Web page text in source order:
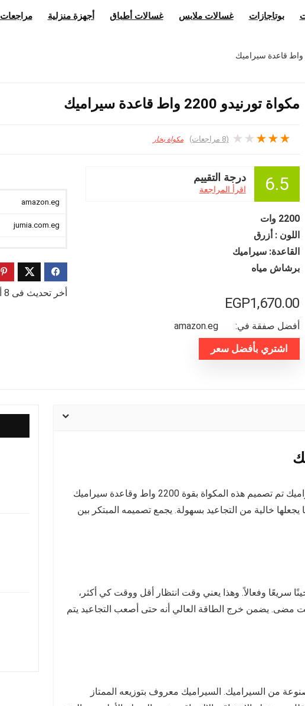
بوتاجازات غسالات ملابس غسالات أطباق أجهزة منزلية مراجعات
مكواة تورنيدو 2200 واط قاعدة سيراميك
★
★
★
★
★
(
8 مراجعات) مكواة بخار
6.5 درجة التقييم
اقرأ المراجعة
2200 وات
اللون : أزرق
القاعدة: سيراميك
برشاش مياه
EGP1,670.00
أفضل صفقة في: amazon.eg
اشتري بأفضل سعر
أخر تحديث فى 8 أغسطس، 2026 6:26 م
قاعدة سيراميك تم تصميم هذه المكواة بقوة 2200 واط وقاعدة سيراميك
خالية من التجاعيد بسهولة. يجمع تصميمه المبتكر بين
مما يوفر تسخينًا سريعًا وفعالاً. وهذا يعني وقت انتظار أقل ووقت كي أكثر،
يضمن خرج الطاقة العالي أنه حتى أصعب التجاعيد يتم
من السيراميك. السيراميك معروف بتوزيعه الممتاز